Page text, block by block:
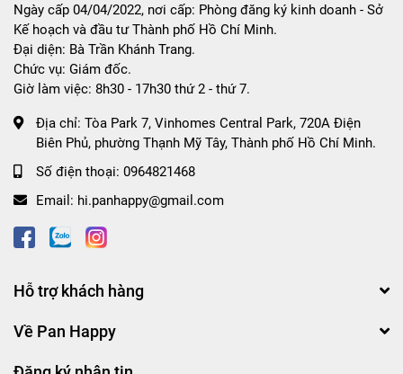
Ngày cấp 04/04/2022, nơi cấp: Phòng đăng ký kinh doanh - Sở
Kế hoạch và đầu tư Thành phố Hồ Chí Minh.
Đại diện: Bà Trần Khánh Trang.
Chức vụ: Giám đốc.
Giờ làm việc: 8h30 - 17h30 thứ 2 - thứ 7.
Địa chỉ: Tòa Park 7, Vinhomes Central Park, 720A Điện
Biên Phủ, phường Thạnh Mỹ Tây, Thành phố Hồ Chí Minh.
Số điện thoại: 0964821468
Email: hi.panhappy@gmail.com
Hỗ trợ khách hàng
Về Pan Happy